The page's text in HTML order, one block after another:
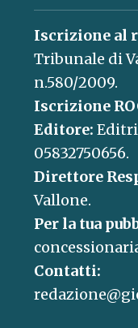
Iscrizione al
Tribunale di
n.580/2009.
Iscrizione
Editore:
05832750656.
Direttore
Vallone.
Per la tua
Contatti: